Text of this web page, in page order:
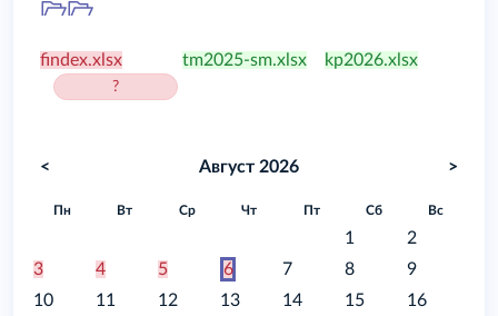
findex.xlsx
?
tm2025-sm.xlsx kp2026.xlsx
< Август 2026 >
Пн Вт Ср Чт Пт Сб Вс
1
2
3
4 5 6 7 8
9
10
11 12 13 14 15
16